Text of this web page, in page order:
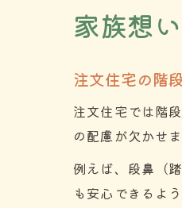
家族想
注文住宅の階
注文住宅では階
の配慮が欠かせ
例えば、段鼻（
も安心できるよ